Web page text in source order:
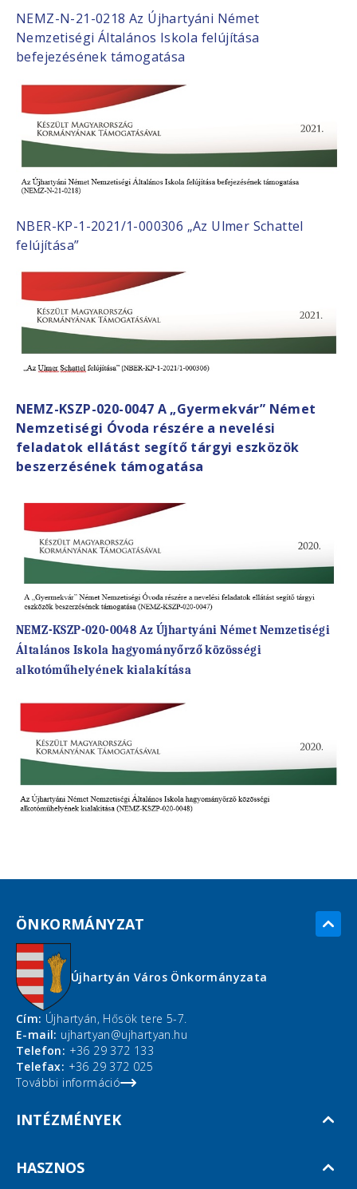
NEMZ-N-21-0218 Az Újhartyáni Német
Nemzetiségi Általános Iskola felújítása
befejezésének támogatása
NBER-KP-1-2021/1-000306 „Az Ulmer Schattel
felújítása”
NEMZ-KSZP-020-0047 A „Gyermekvár” Német
Nemzetiségi Óvoda részére a nevelési
feladatok ellátást segítő tárgyi eszközök
beszerzésének támogatása
NEMZ-KSZP-020-0048 Az Újhartyáni Német Nemzetiségi
Általános Iskola hagyományőrző közösségi
alkotóműhelyének kialakítása
ÖNKORMÁNYZAT
Újhartyán Város Önkormányzata
Cím: Újhartyán, Hősök tere 5-7.
E-mail: ujhartyan@ujhartyan.hu
Telefon: +36 29 372 133
Telefax: +36 29 372 025
További információ
INTÉZMÉNYEK
HASZNOS